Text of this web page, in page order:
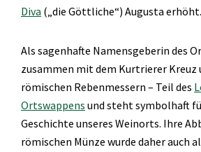
Diva („die Göttliche“) Augusta erhöht.
Als sagenhafte Namensgeberin des
zusammen mit dem Kurtrierer Kreuz
römischen Rebenmessern – Teil des
Ortswappens und steht symbolhaft
Geschichte unseres Weinorts. Ihre
römischen Münze wurde daher auch